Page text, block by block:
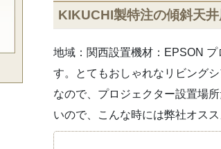
KIKUCHI製特注の傾斜天
地域：関西設置機材：EPSON
す。とてもおしゃれなリビング
なので、プロジェクター設置場
いので、こんな時には弊社オス